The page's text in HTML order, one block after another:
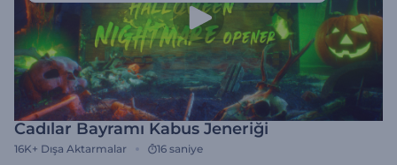
Cadılar Bayramı Kabus Jeneriği
16K+ Dışa Aktarmalar 16 saniye